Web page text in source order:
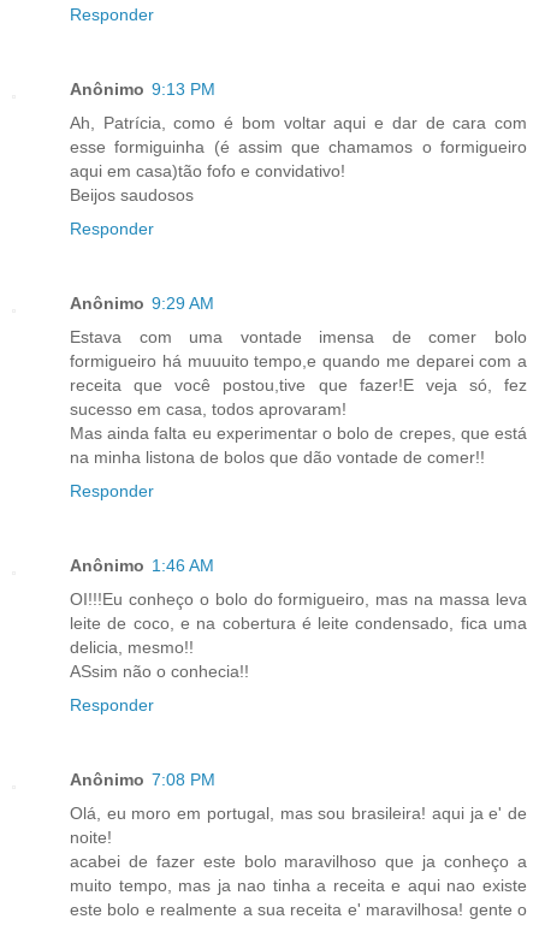
Responder
Anônimo 9:13 PM
Ah, Patrícia, como é bom voltar aqui e dar de cara com
esse formiguinha (é assim que chamamos o formigueiro
aqui em casa)tão fofo e convidativo!
Beijos saudosos
Responder
Anônimo 9:29 AM
Estava com uma vontade imensa de comer bolo
formigueiro há muuuito tempo,e quando me deparei com a
receita que você postou,tive que fazer!E veja só, fez
sucesso em casa, todos aprovaram!
Mas ainda falta eu experimentar o bolo de crepes, que está
na minha listona de bolos que dão vontade de comer!!
Responder
Anônimo 1:46 AM
OI!!!Eu conheço o bolo do formigueiro, mas na massa leva
leite de coco, e na cobertura é leite condensado, fica uma
delicia, mesmo!!
ASsim não o conhecia!!
Responder
Anônimo 7:08 PM
Olá, eu moro em portugal, mas sou brasileira! aqui ja e' de
noite!
acabei de fazer este bolo maravilhoso que ja conheço a
muito tempo, mas ja nao tinha a receita e aqui nao existe
este bolo e realmente a sua receita e' maravilhosa! gente o